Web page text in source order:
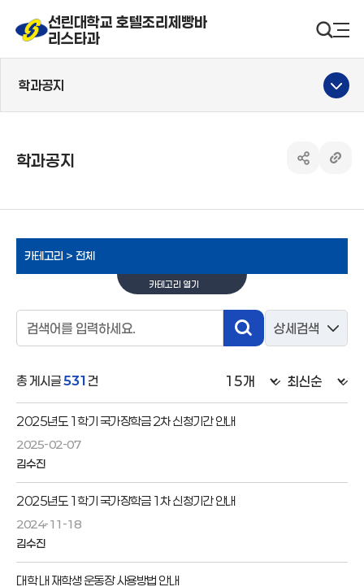
선린대 로고선린대학교 호텔조리제빵바
리스타과
검색사
학과공지
학과공지 공유하기
링크
카테고리 > 전체
카테고리 열기
검색어입력 검색 상세검색
총 게시글531 건
2025년도 1학기 국가장학금 2차 신청기간 안내
2025-02-07
김수진
2025년도 1학기 국가장학금 1차 신청기간 안내
2024-11-18
김수진
대학 내 재학생 운동장 사용방법 안내